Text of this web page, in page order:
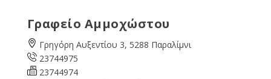
Γραφείο Αμμοχώστου
Γρηγόρη Αυξεντίου 3, 5288 Παραλίμνι
23744975
23744974